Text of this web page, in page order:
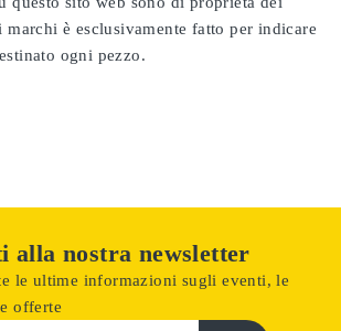
è esclusivamente fatto per indicare
ogni pezzo.
alla nostra newsletter
le ultime informazioni sugli eventi, le
offerte